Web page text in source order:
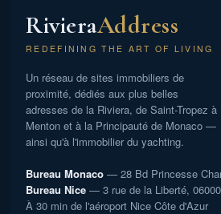
RivieraAddress
REDEFINING THE ART OF LIVING
Un réseau de sites immobiliers de
proximité, dédiés aux plus belles
adresses de la Riviera, de Saint-Tropez à
Menton et à la Principauté de Monaco —
ainsi qu'à l'immobilier du yachting.
Bureau Monaco — 28 Bd Princesse
Bureau Nice — 3 rue de la Liberté,
À 30 min de l'aéroport Nice Côte d'Azur